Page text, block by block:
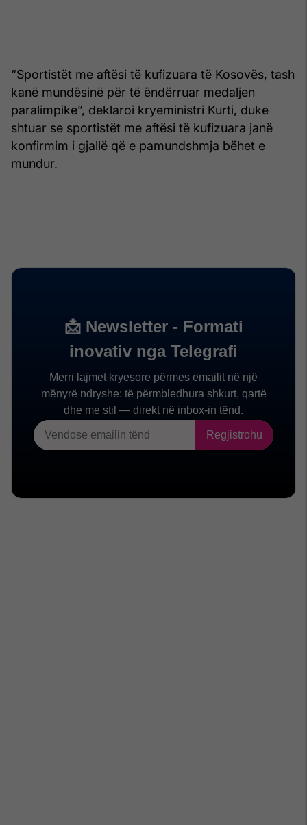
“Sportistët me aftësi të kufizuara të Kosovës, tash
kanë mundësinë për të ëndërruar medaljen
paralimpike”, deklaroi kryeministri Kurti, duke
shtuar se sportistët me aftësi të kufizuara janë
konfirmim i gjallë që e pamundshmja bëhet e
mundur.